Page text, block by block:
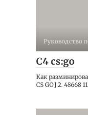
Руководство
C4 cs:go
Как
CS GO] 2. 48668